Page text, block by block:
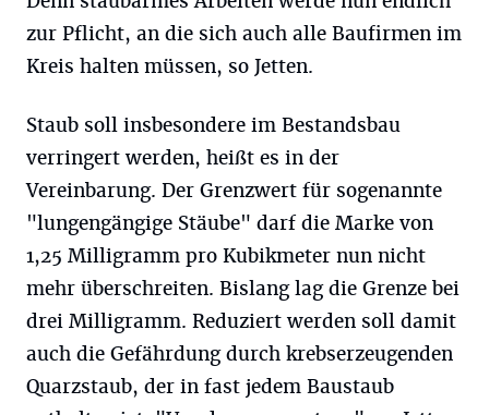
zur Pflicht, an die sich auch alle Baufirmen im
Kreis halten müssen, so Jetten.
Staub soll insbesondere im Bestandsbau
verringert werden, heißt es in der
Vereinbarung. Der Grenzwert für sogenannte
"lungengängige Stäube" darf die Marke von
1,25 Milligramm pro Kubikmeter nun nicht
mehr überschreiten. Bislang lag die Grenze bei
drei Milligramm. Reduziert werden soll damit
auch die Gefährdung durch krebserzeugenden
Quarzstaub, der in fast jedem Baustaub